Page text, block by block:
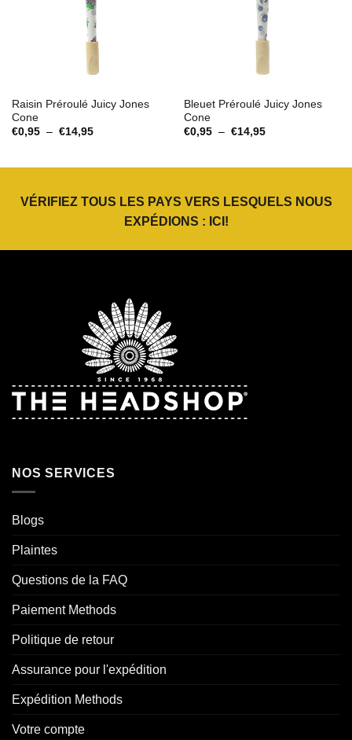
Raisin Préroulé Juicy Jones
Cone
€0,95 – €14,95Plage
Bleuet Préroulé Juicy Jones
Cone
€0,95 – €14,95Plage
VÉRIFIEZ TOUS LES PAYS VERS LESQUELS NOUS
EXPÉDIONS : ICI !
NOS SERVICES
Blogs
Plaintes
Questions de la FAQ
Paiement Methods
Politique de retour
Assurance pour l'expédition
Expédition Methods
Votre compte